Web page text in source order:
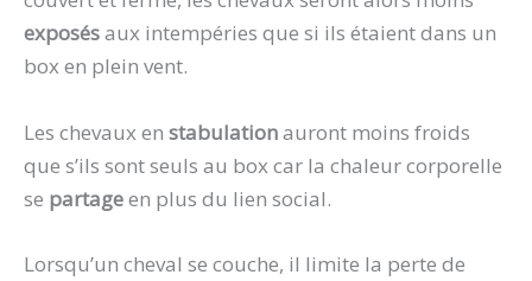
exposésaux intempéries que si ils étaient dans un
box en plein vent.
Les chevaux en stabulationauront moins froids
que s’ils sont seuls au box car la chaleur corporelle
se partageen plus du lien social.
Lorsqu’un cheval se couche, il limite la perte de